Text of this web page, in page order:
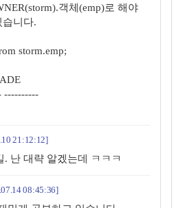
객체(emp)로 해야
습니다.
storm.emp;
----------
21:12:12]
. 난 대략 알겠는데 ㅋㅋㅋ
08:45:36]